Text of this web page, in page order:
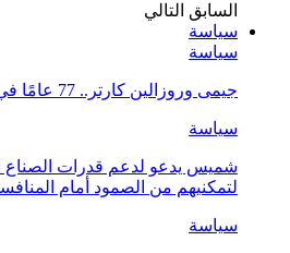
السابق التالي
سياسة
سياسة
جيمى وروزالين كارتر.. 77 عامًا في القفص الذهبي
سياسة
شميس يدعو لدعم قدرات الصناع
لتمكنيهم من الصمود أمام
سياسة